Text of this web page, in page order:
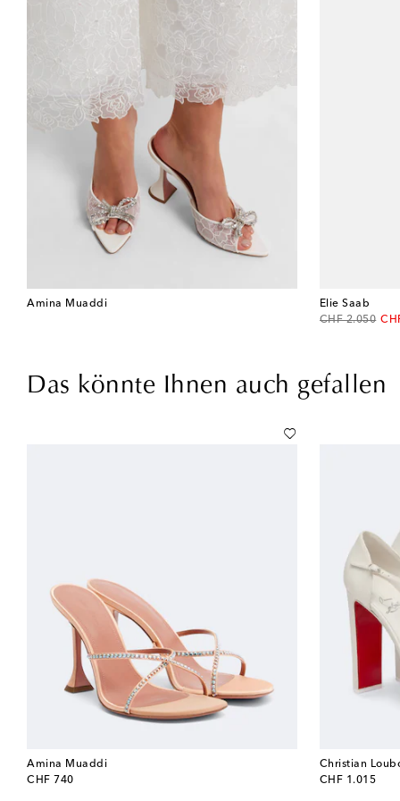
Amina Muaddi
Elie Saab
CHF 2.050
original price
Das könnte Ihnen auch gefallen
Amina Muaddi
CHF 740
original price
Christian
CHF 1.015
original price